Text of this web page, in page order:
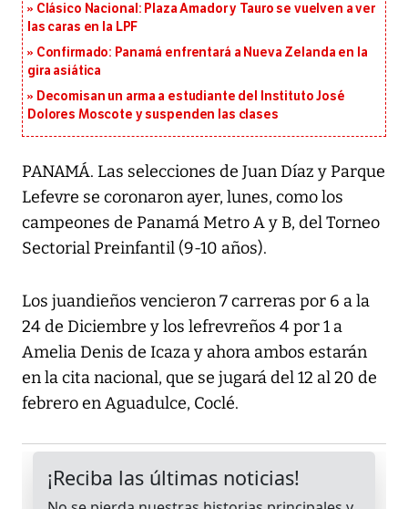
Clásico Nacional: Plaza Amador y Tauro se vuelven a ver
las caras en la LPF
Confirmado: Panamá enfrentará a Nueva Zelanda en la
gira asiática
Decomisan un arma a estudiante del Instituto José
Dolores Moscote y suspenden las clases
PANAMÁ. Las selecciones de Juan Díaz y Parque
Lefevre se coronaron ayer, lunes, como los
campeones de Panamá Metro A y B, del Torneo
Sectorial Preinfantil (9-10 años).
Los juandieños vencieron 7 carreras por 6 a la
24 de Diciembre y los lefrevreños 4 por 1 a
Amelia Denis de Icaza y ahora ambos estarán
en la cita nacional, que se jugará del 12 al 20 de
febrero en Aguadulce, Coclé.